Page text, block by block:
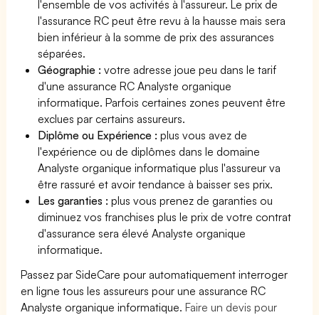
l'ensemble de vos activités à l'assureur. Le prix de
l'assurance RC peut être revu à la hausse mais sera
bien inférieur à la somme de prix des assurances
séparées.
Géographie :votre adresse joue peu dans le tarif
d'une assurance RC Analyste organique
informatique. Parfois certaines zones peuvent être
exclues par certains assureurs.
Diplôme ou Expérience :plus vous avez de
l'expérience ou de diplômes dans le domaine
Analyste organique informatique plus l'assureur va
être rassuré et avoir tendance à baisser ses prix.
Les garanties :plus vous prenez de garanties ou
diminuez vos franchises plus le prix de votre contrat
d'assurance sera élevé Analyste organique
informatique.
Passez par SideCare pour automatiquement interroger
en ligne tous les assureurs pour une assurance RC
Analyste organique informatique.Faire un devis pour